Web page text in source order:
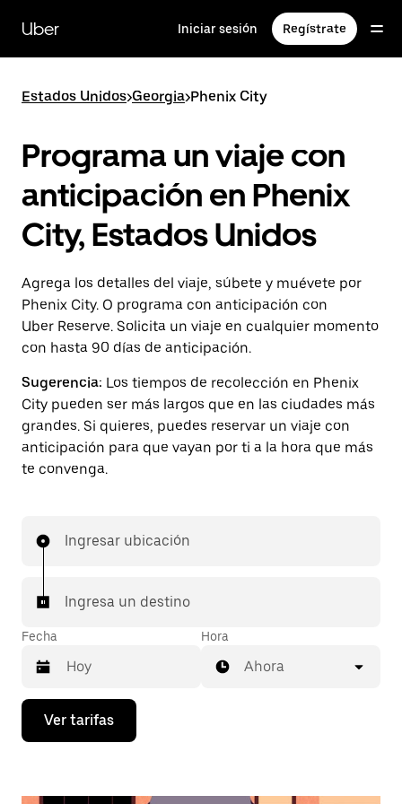
contenido
principal
Uber Iniciar sesión Regístrate
Estados Unidos>Georgia>Phenix City
Programa un viaje con
anticipación en Phenix
City, Estados Unidos
Agrega los detalles del viaje, súbete y muévete por
Phenix City. O programa con anticipación con
Uber Reserve. Solicita un viaje en cualquier momento
con hasta 90 días de anticipación.
Sugerencia: Los tiempos de recolección en Phenix
City pueden ser más largos que en las ciudades más
grandes. Si quieres, puedes reservar un viaje con
anticipación para que vayan por ti a la hora que más
te convenga.
Ingresar ubicación
Ingresa un destino
Fecha
Presiona
flecha
Hora
Ahora
Ver tarifas